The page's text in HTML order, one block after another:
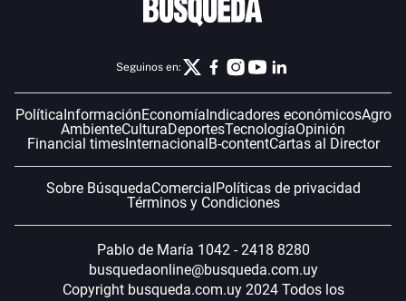
Seguinos en:
PolíticaInformaciónEconomíaIndicadores económicosAgro
AmbienteCulturaDeportesTecnologíaOpinión
Financial timesInternacionalB-contentCartas al Director
Sobre BúsquedaComercialPolíticas de privacidad
Términos y Condiciones
Pablo de María 1042 - 2418 8280
busquedaonline@busqueda.com.uy
Copyright busqueda.com.uy 2024 Todos los